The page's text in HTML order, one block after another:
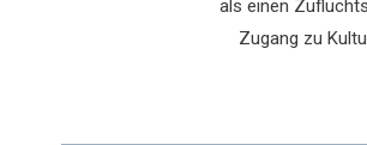
als einen
Zugang zu